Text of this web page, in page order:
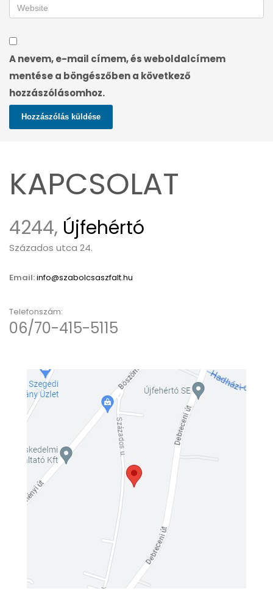
A nevem, e-mail címem, és weboldalcímem
mentése a böngészőben a következő
hozzászólásomhoz.
KAPCSOLAT
4244, Újfehértó
Százados utca 24.
Email:info@szabolcsaszfalt.hu
Telefonszám:
06/70-415-5115